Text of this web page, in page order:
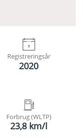
Registreringsår
2020
Forbrug (WLTP)
23,8 km/l